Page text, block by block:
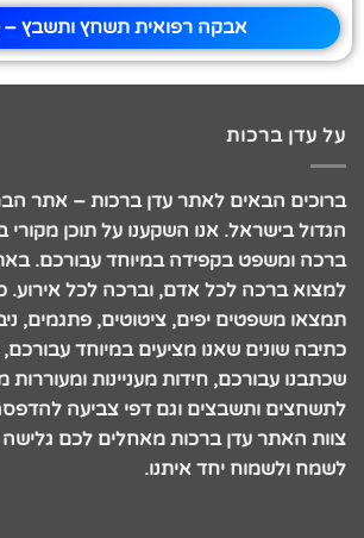
אבקה רפואית תשחץ ותשבץ –
על עדן ברכות
ברוכים הבאים לאתר עדן ברכות – אתר
הגדול בישראל. אנו השקענו על תוכן מקורי
ברכה ומשפט בקפידה במיוחד עבורכם.
למצוא ברכה לכל אדם, וברכה לכל אירוע.
תמצאו משפטים יפים, ציטוטים, פתגמים,
כתיבה שונים שאנו מציעים במיוחד
שכתבנו עבורכם, חידות מעניינות
לתשחצים ותשבצים וגם דפי צביעה להדפסה
צוות האתר עדן ברכות מאחלים לכם גלישה
לשמח ולשמוח יחד איתנו.